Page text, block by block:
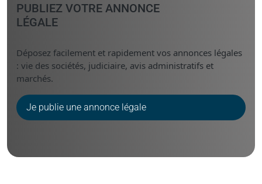
PUBLIEZ VOTRE ANNONCE
LÉGALE
Déposez facilement et rapidement vos annonces légales
: vie des sociétés, judiciaire, avis administratifs et
marchés.
Je publie une annonce légale